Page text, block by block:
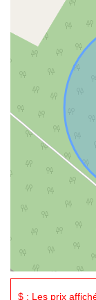
$ : Les prix